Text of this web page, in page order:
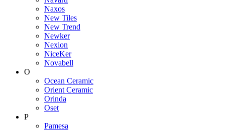
Naxos
New Tiles
New Trend
Newker
Nexion
NiceKer
Novabell
O
Ocean Ceramic
Orient Ceramic
Orinda
Oset
P
Pamesa